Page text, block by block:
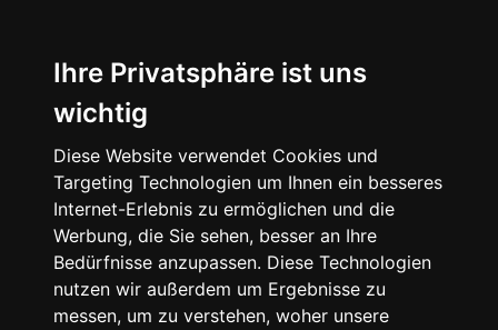
Ihre Privatsphäre ist uns
wichtig
Diese Website verwendet Cookies und
Targeting Technologien um Ihnen ein besseres
Internet-Erlebnis zu ermöglichen und die
Werbung, die Sie sehen, besser an Ihre
Bedürfnisse anzupassen. Diese Technologien
nutzen wir außerdem um Ergebnisse zu
messen, um zu verstehen, woher unsere